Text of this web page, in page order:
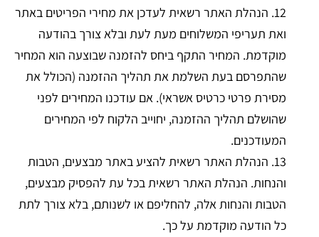
12. הנהלת האתר רשאית לעדכן את מחירי הפריטים באתר
ואת תעריפי המשלוחים מעת לעת ובלא צורך בהודעה
מוקדמת. המחיר התקף ביחס להזמנה שבוצעה הוא המחיר
שהתפרסם בעת השלמת את תהליך ההזמנה (הכולל את
מסירת פרטי כרטיס אשראי). אם עודכנו המחירים לפני
שהושלם תהליך ההזמנה, יחוייב הלקוח לפי המחירים
המעודכנים.
13. הנהלת האתר רשאית להציע באתר מבצעים, הטבות
והנחות. הנהלת האתר רשאית בכל עת להפסיק מבצעים,
הטבות והנחות אלה, להחליפם או לשנותם, בלא צורך לתת
כל הודעה מוקדמת על כך.